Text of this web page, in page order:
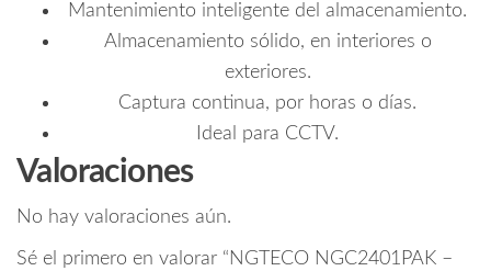
Mantenimiento inteligente del almacenamiento.
Almacenamiento sólido, en interiores o
exteriores.
Captura continua, por horas o días.
Ideal para CCTV.
Valoraciones
No hay valoraciones aún.
Sé el primero en valorar “NGTECO NGC2401PAK –